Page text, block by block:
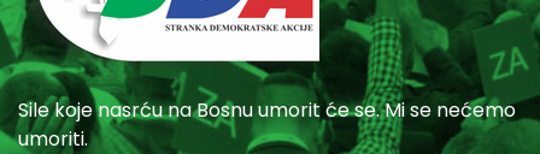
Sile koje nasrću na Bosnu umorit će se. Mi se nećemo
umoriti.